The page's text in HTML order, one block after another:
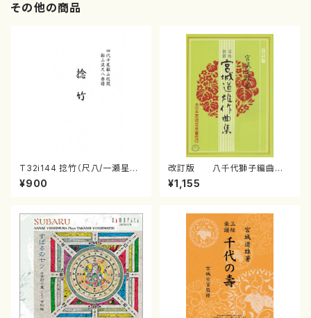
その他の商品
T32i144 捻竹（尺八/一瀬星山/
尺八/都山式譜）都山流公刊楽譜
曲番:593
¥900
改訂版 八千代獅子編曲
（編曲八千代獅子）(/宮城道
雄/楽譜）
¥1,155